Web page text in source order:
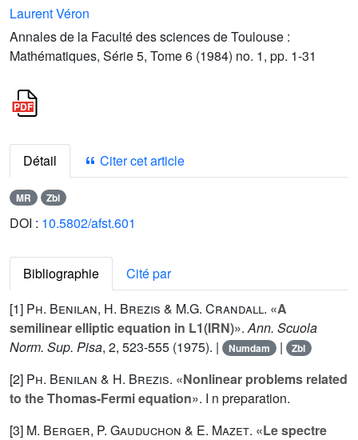
Laurent Véron
Annales de la Faculté des sciences de Toulouse :
Mathématiques, Série 5, Tome 6 (1984) no. 1, pp. 1-31
Détail Citer cet article
MR Zbl
DOI : 10.5802/afst.601
Bibliographie
Cité par
[1] Ph. Benilan, H. Brezis & M.G. Crandall. «A
semilinear elliptic equation in L1(IRN)».Ann. Scuola
Norm. Sup. Pisa, 2, 523-555 (1975). | Numdam | Zbl
[2] Ph. Benilan & H. Brezis. «Nonlinear problems related
to the Thomas-Fermi equation». I n preparation.
[3] M. Berger, P. Gauduchon & E. Mazet. «Le spectre